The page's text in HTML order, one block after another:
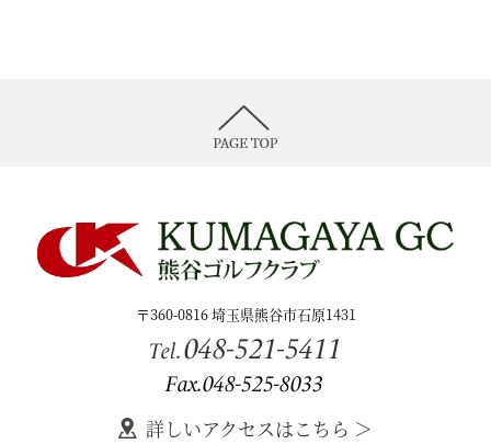
〒360-0816 埼玉県熊谷市石原1431
Tel.048-521-5411
Fax.048-525-8033
詳しいアクセスはこちら ＞